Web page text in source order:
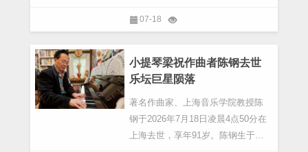
气将旧车故意停放在低洼地带，待
这种行为不仅违反了保险合同，还
可能涉嫌保险诈骗
07-18
小提琴梁祝作曲者陈钢去世
乐坛巨星陨落
著名作曲家、上海音乐学院教授陈
钢于2026年7月18日凌晨4点50分在
上海去世，享年91岁。陈钢生于